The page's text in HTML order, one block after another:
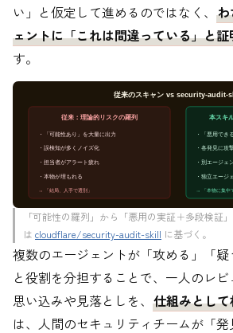
い」と仮定して進めるのではなく、
ェントに「これは間違っている」と
す。
従来のスキャン vs security-audit-
従来：理論的リスクの羅列
・「可能性あり」を大量に出力
・誤検知が多くノイズ化
・担当者がアラート疲れ
・本物が埋もれる
→ 「結局、人手で選別」
本スキ
・「悪用でき
・各発見に攻
・別エージェ
・独立エージ
→ 「本物に集中
「可能性の羅列」から「悪用の実証＋多段検証
は cloudflare/security-audit-skill に基づく。
複数のエージェントが「攻める」「疑
と役割を分担することで、一人のレ
思い込みや見落としを、 仕組みとし
は、人間のセキュリティチームが「